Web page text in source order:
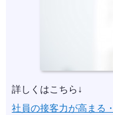
詳しくはこちら↓
社員の接客力が高まる